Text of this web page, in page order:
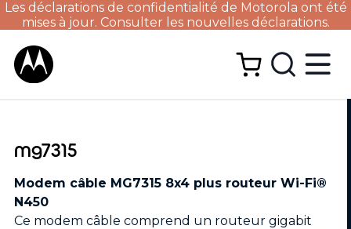
Les déclarations de confidentialité de Motorola ont été
mises à jour. Consulter les nouvelles déclarations.
mg7315
Modem câble MG7315 8x4 plus routeur Wi-Fi®
N450
Ce modem câble comprend un routeur gigabit